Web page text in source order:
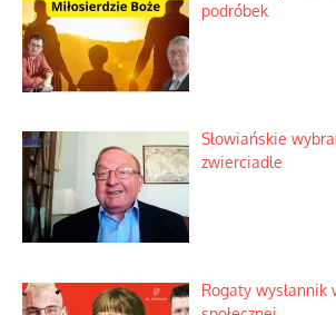
podróbek
Słowiańskie
zwierciadle
Rogaty